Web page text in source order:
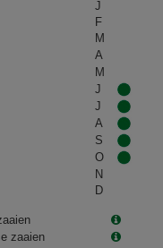
J
F
M
A
M
J
J
A
S
O
N
D
zaaien